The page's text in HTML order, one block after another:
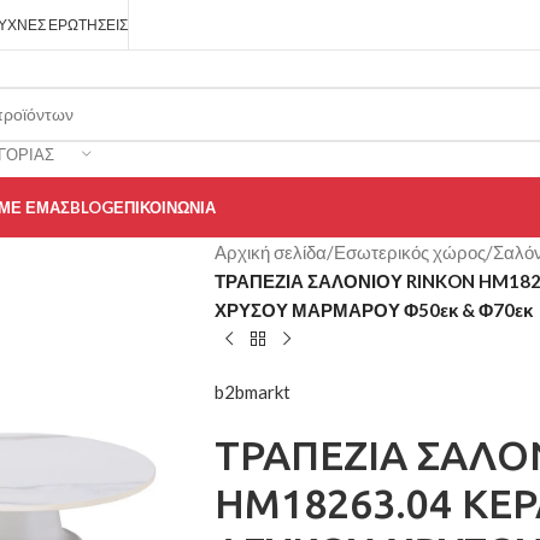
ΕΡΩΤΉΣΕΙΣ
ΕΜΆΣBLOGΕΠΙΚΟΙΝΩΝΊΑ
Αρχική σελίδα/Εσωτερικός χώρος/
ΤΡΑΠΕΖΙΑ ΣΑΛΟΝΙΟΥ RINKON
ΧΡΥΣΟΥ ΜΑΡΜΑΡΟΥ Φ50εκ & Φ70εκ
b2bmarkt
ΤΡΑΠΕΖΙΑ
HM18263.04